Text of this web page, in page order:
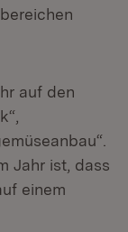
auf den
Jahr ist, dass
einem